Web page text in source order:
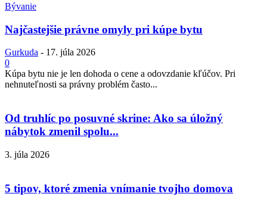
Bývanie
Najčastejšie právne omyly pri kúpe bytu
Gurkuda - 17. júla 2026
0
Kúpa bytu nie je len dohoda o cene a odovzdanie kľúčov. Pri
nehnuteľnosti sa právny problém často...
Od truhlíc po posuvné skrine: Ako sa úložný
nábytok zmenil spolu...
3. júla 2026
5 tipov, ktoré zmenia vnímanie tvojho domova